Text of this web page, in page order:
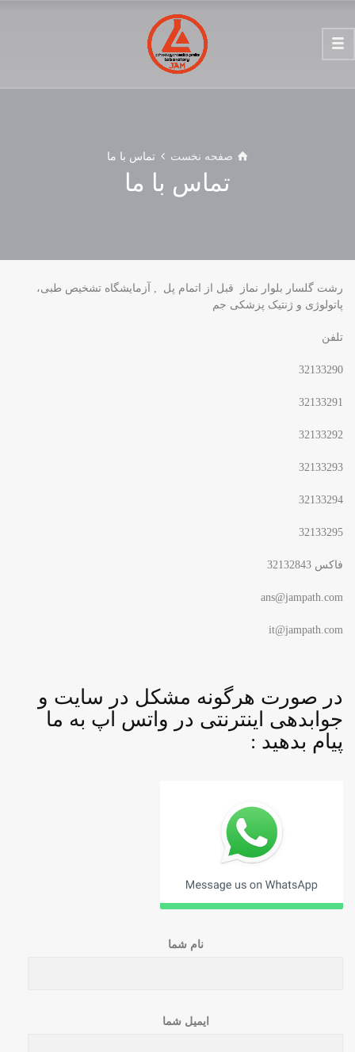
صفحه نخست تماس با ما
تماس با ما
رشت گلسار بلوار نماز قبل از اتمام پل , آزمایشگاه تشخیص طبی،
پاتولوژی و ژنتیک پزشکی جم
تلفن
32133290
32133291
32133292
32133293
32133294
32133295
فاکس 32132843
ans@jampath.com
it@jampath.com
در صورت هرگونه مشکل در سایت و
جوابدهی اینترنتی در واتس اپ به ما
پیام بدهید :
نام شما
ایمیل شما